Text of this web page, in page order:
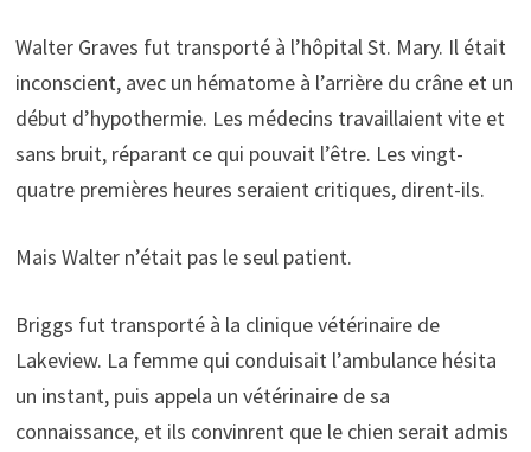
Walter Graves fut transporté à l’hôpital St. Mary. Il était
inconscient, avec un hématome à l’arrière du crâne et un
début d’hypothermie. Les médecins travaillaient vite et
sans bruit, réparant ce qui pouvait l’être. Les vingt-
quatre premières heures seraient critiques, dirent-ils.
Mais Walter n’était pas le seul patient.
Briggs fut transporté à la clinique vétérinaire de
Lakeview. La femme qui conduisait l’ambulance hésita
un instant, puis appela un vétérinaire de sa
connaissance, et ils convinrent que le chien serait admis